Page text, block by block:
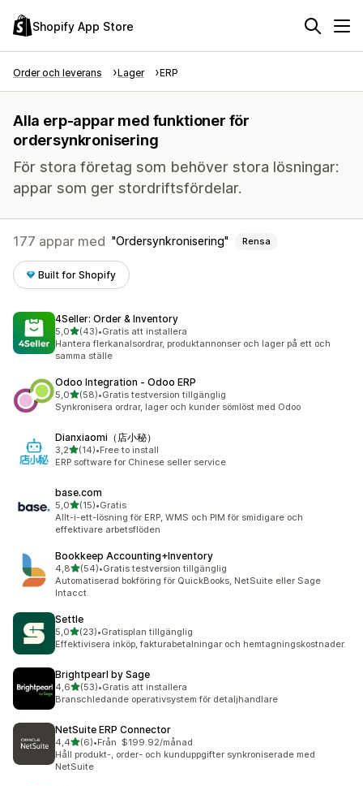
Shopify App Store
Order och leverans Lager ERP
Alla erp-appar med funktioner för
ordersynkronisering
För stora företag som behöver stora lösningar:
appar som ger stordriftsfördelar.
177 appar med Ordersynkronisering Rensa
Built for Shopify
4Seller: Order & Inventory
5,0av 5 stjärnor
(43)
43 recensioner totalt
•Gratis att installera
Hantera flerkanalsordrar, produktannonser och lager på ett och
samma ställe
Odoo Integration ‑ Odoo ERP
5,0av 5 stjärnor
(58)
58 recensioner totalt
•Gratis testversion tillgänglig
Synkronisera ordrar, lager och kunder sömlöst med Odoo
Dianxiaomi（店小秘）
3,2av 5 stjärnor
(14)
14 recensioner totalt
•Free to install
ERP software for Chinese seller service
base.com
5,0av 5 stjärnor
(15)
15 recensioner totalt
•Gratis
Allt-i-ett-lösning för ERP, WMS och PIM för smidigare och
effektivare arbetsflöden
Bookkeep Accounting+Inventory
4,8av 5 stjärnor
(54)
54 recensioner totalt
•Gratis testversion tillgänglig
Automatiserad bokföring för QuickBooks, NetSuite eller Sage
Intacct.
Settle
5,0av 5 stjärnor
(23)
23 recensioner totalt
•Gratisplan tillgänglig
Effektivisera inköp, fakturabetalningar och hemtagningskostnader.
Brightpearl by Sage
4,6av 5 stjärnor
(53)
53 recensioner totalt
•Gratis att installera
Branschledande operativsystem för detaljhandlare
NetSuite ERP Connector
4,4av 5 stjärnor
(6)
6 recensioner totalt
•Från $199.92/månad
Håll produkt-, order- och kunduppgifter synkroniserade med
NetSuite